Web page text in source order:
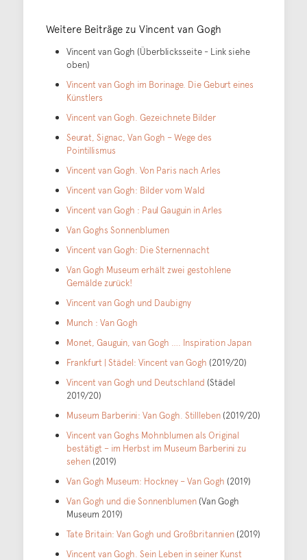
Weitere Beiträge zu Vincent van Gogh
Vincent van Gogh (Überblicksseite - Link siehe
oben)
Vincent van Gogh im Borinage. Die Geburt eines
Künstlers
Vincent van Gogh. Gezeichnete Bilder
Seurat, Signac, Van Gogh – Wege des
Pointillismus
Vincent van Gogh. Von Paris nach Arles
Vincent van Gogh: Bilder vom Wald
Vincent van Gogh : Paul Gauguin in Arles
Van Goghs Sonnenblumen
Vincent van Gogh: Die Sternennacht
Van Gogh Museum erhält zwei gestohlene
Gemälde zurück!
Vincent van Gogh und Daubigny
Munch : Van Gogh
Monet, Gauguin, van Gogh …. Inspiration Japan
Frankfurt | Städel: Vincent van Gogh (2019/20)
Vincent van Gogh und Deutschland (Städel
2019/20)
Museum Barberini: Van Gogh. Stillleben(2019/20)
Vincent van Goghs Mohnblumen als Original
bestätigt – im Herbst im Museum Barberini zu
sehen(2019)
Van Gogh Museum: Hockney – Van Gogh (2019)
Van Gogh und die Sonnenblumen(Van Gogh
Museum 2019)
Tate Britain: Van Gogh und Großbritannien(2019)
Vincent van Gogh. Sein Leben in seiner Kunst